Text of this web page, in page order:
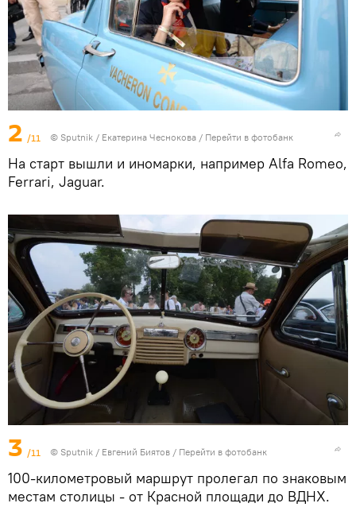
2 /11 © Sputnik / Екатерина Чеснокова / Перейти в фотобанк
На старт вышли и иномарки, например Alfa Romeo,
Ferrari, Jaguar.
3 /11 © Sputnik / Евгений Биятов / Перейти в фотобанк
100-километровый маршрут пролегал по знаковым
местам столицы - от Красной площади до ВДНХ.